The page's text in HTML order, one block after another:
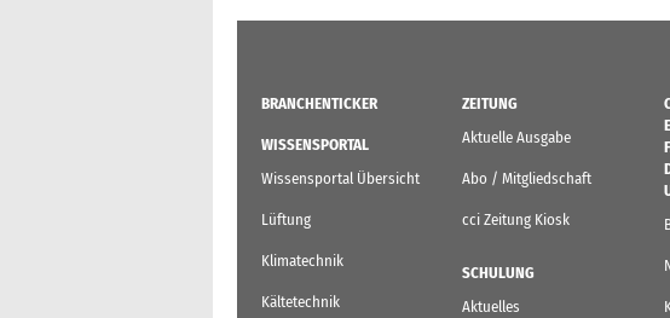
BRANCHENTICKER
WISSENSPORTAL
Wissensportal Übersicht
Lüftung
Klimatechnik
Kältetechnik
ZEITUNG
Aktuelle Ausgabe
Abo / Mitgliedschaft
cci Zeitung Kiosk
SCHULUNG
Aktuelles